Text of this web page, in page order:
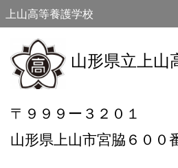
上山高等養護学校
山形県立上山
〒９９９ー３２０１
山形県上山市宮脇６００